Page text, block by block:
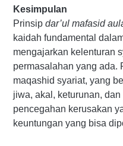
Kesimpulan
Prinsip dar’ul mafasid
kaidah fundamental
mengajarkan kelenturan
permasalahan yang ada.
maqashid syariat, yang
jiwa, akal, keturunan,
pencegahan kerusakan
keuntungan yang bisa